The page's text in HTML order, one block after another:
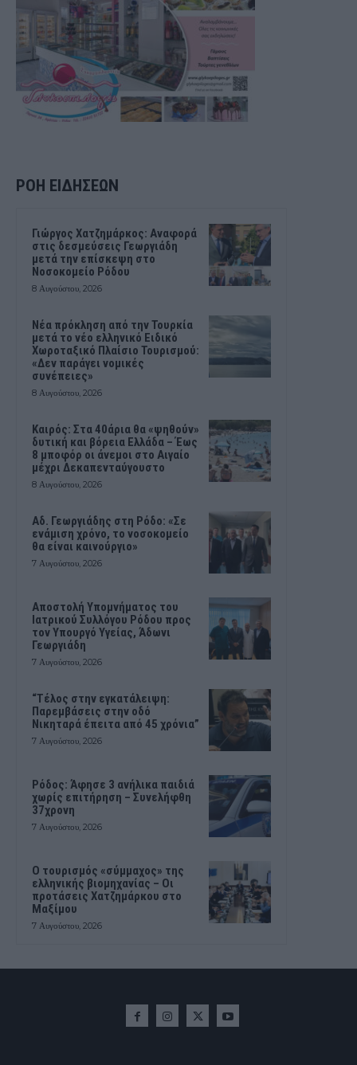
ΡΟΗ ΕΙΔΗΣΕΩΝ
Γιώργος Χατζημάρκος: Αναφορά
στις δεσμεύσεις Γεωργιάδη
μετά την επίσκεψη στο
Νοσοκομείο Ρόδου
8 Αυγούστου, 2026
Νέα πρόκληση από την Τουρκία
μετά το νέο ελληνικό Ειδικό
Χωροταξικό Πλαίσιο Τουρισμού:
«Δεν παράγει νομικές
συνέπειες»
8 Αυγούστου, 2026
Καιρός: Στα 40άρια θα «ψηθούν»
δυτική και βόρεια Ελλάδα – Έως
8 μποφόρ οι άνεμοι στο Αιγαίο
μέχρι Δεκαπενταύγουστο
8 Αυγούστου, 2026
Αδ. Γεωργιάδης στη Ρόδο: «Σε
ενάμιση χρόνο, το νοσοκομείο
θα είναι καινούργιο»
7 Αυγούστου, 2026
Αποστολή Υπομνήματος του
Ιατρικού Συλλόγου Ρόδου προς
τον Υπουργό Υγείας, Άδωνι
Γεωργιάδη
7 Αυγούστου, 2026
“Τέλος στην εγκατάλειψη:
Παρεμβάσεις στην οδό
Νικηταρά έπειτα από 45 χρόνια”
7 Αυγούστου, 2026
Ρόδος: Άφησε 3 ανήλικα παιδιά
χωρίς επιτήρηση – Συνελήφθη
37χρονη
7 Αυγούστου, 2026
Ο τουρισμός «σύμμαχος» της
ελληνικής βιομηχανίας – Οι
προτάσεις Χατζημάρκου στο
Μαξίμου
7 Αυγούστου, 2026